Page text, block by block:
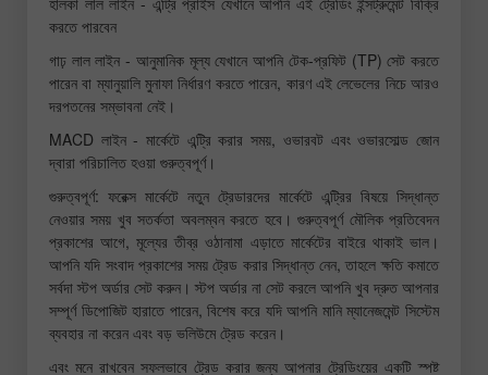
করতে পারবেন
গাঢ় লাল লাইন - আনুমানিক মূল্য যেখানে আপনি টেক-প্রফিট (TP) সেট করতে
পারেন বা ম্যানুয়ালি মুনাফা নির্ধারণ করতে পারেন, কারণ এই লেভেলের নিচে আরও
দরপতনের সম্ভাবনা নেই।
MACD লাইন - মার্কেটে এন্ট্রি করার সময়, ওভারবট এবং ওভারসোল্ড জোন
দ্বারা পরিচালিত হওয়া গুরুত্বপূর্ণ।
গুরুত্বপূর্ণ: ফরেক্স মার্কেটে নতুন ট্রেডারদের মার্কেটে এন্ট্রির বিষয়ে সিদ্ধান্ত
নেওয়ার সময় খুব সতর্কতা অবলম্বন করতে হবে। গুরুত্বপূর্ণ মৌলিক প্রতিবেদন
প্রকাশের আগে, মূল্যের তীব্র ওঠানামা এড়াতে মার্কেটের বাইরে থাকাই ভাল।
আপনি যদি সংবাদ প্রকাশের সময় ট্রেড করার সিদ্ধান্ত নেন, তাহলে ক্ষতি কমাতে
সর্বদা স্টপ অর্ডার সেট করুন। স্টপ অর্ডার না সেট করলে আপনি খুব দ্রুত আপনার
সম্পূর্ণ ডিপোজিট হারাতে পারেন, বিশেষ করে যদি আপনি মানি ম্যানেজমেন্ট সিস্টেম
ব্যবহার না করেন এবং বড় ভলিউমে ট্রেড করেন।
এবং মনে রাখবেন সফলভাবে ট্রেড করার জন্য আপনার ট্রেডিংয়ের একটি স্পষ্ট